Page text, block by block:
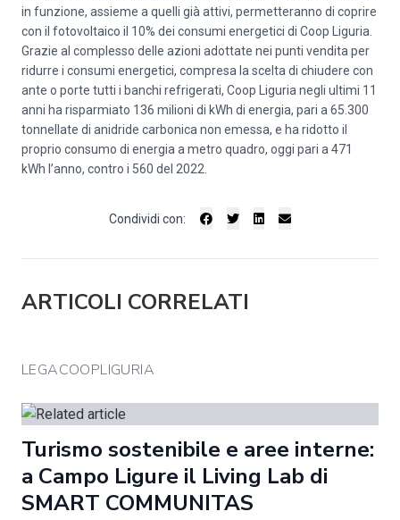
in funzione, assieme a quelli già attivi, permetteranno di coprire
con il fotovoltaico il 10% dei consumi energetici di Coop Liguria.
Grazie al complesso delle azioni adottate nei punti vendita per
ridurre i consumi energetici, compresa la scelta di chiudere con
ante o porte tutti i banchi refrigerati, Coop Liguria negli ultimi 11
anni ha risparmiato 136 milioni di kWh di energia, pari a 65.300
tonnellate di anidride carbonica non emessa, e ha ridotto il
proprio consumo di energia a metro quadro, oggi pari a 471
kWh l’anno, contro i 560 del 2022.
Condividi con:
ARTICOLI CORRELATI
LEGACOOPLIGURIA
Turismo sostenibile e aree interne:
a Campo Ligure il Living Lab di
SMART COMMUNITAS